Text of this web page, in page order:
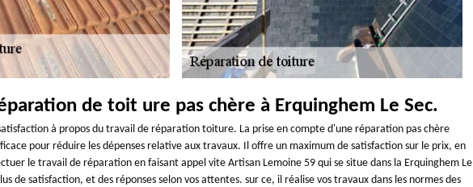
de toit ure pas chère à Erquinghem Le Sec.
à propos du travail de réparation toiture. La prise en compte d'une réparation pas chère
pour réduire les dépenses relative aux travaux. Il offre un maximum de satisfaction sur le prix, en
le travail de réparation en faisant appel vite Artisan Lemoine 59 qui se situe dans la Erquinghem Le
de satisfaction, et des réponses selon vos attentes. sur ce, il réalise vos travaux dans les normes des